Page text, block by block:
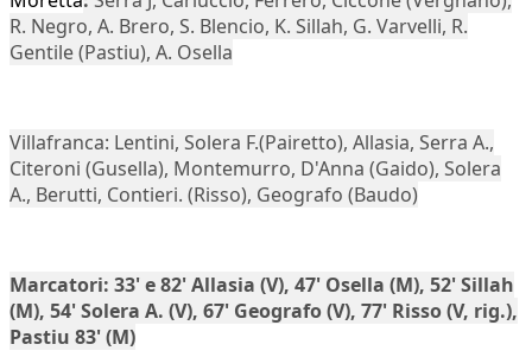
R. Negro, A. Brero, S. Blencio, K. Sillah, G. Varvelli, R.
Gentile (Pastiu), A. Osella
Villafranca: Lentini, Solera F.(Pairetto), Allasia, Serra A.,
Citeroni (Gusella), Montemurro, D'Anna (Gaido), Solera
A., Berutti, Contieri. (Risso), Geografo (Baudo)
Marcatori: 33' e 82' Allasia (V), 47' Osella (M), 52' Sillah
(M), 54' Solera A. (V), 67' Geografo (V), 77' Risso (V, rig.),
Pastiu 83' (M)